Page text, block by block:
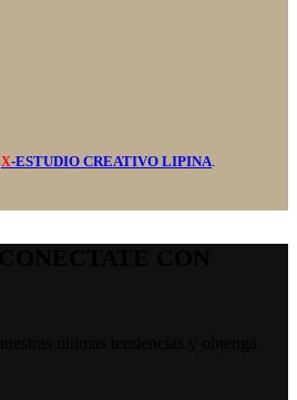
X-ESTUDIO CREATIVO LIPINA.